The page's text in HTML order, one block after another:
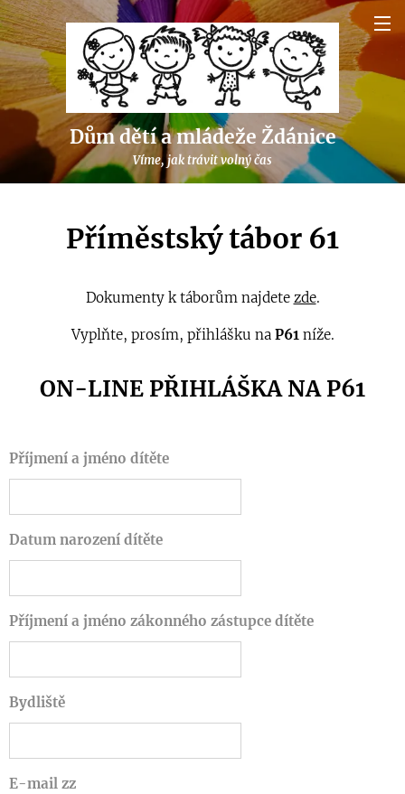
Dům dětí a mládeže Ždánice
Víme, jak trávit volný čas
Příměstský tábor 61
Dokumenty k táborům najdete zde.
Vyplňte, prosím, přihlášku na P61 níže.
ON-LINE PŘIHLÁŠKA NA P61
Příjmení a jméno dítěte
Datum narození dítěte
Příjmení a jméno zákonného zástupce dítěte
Bydliště
E-mail zz